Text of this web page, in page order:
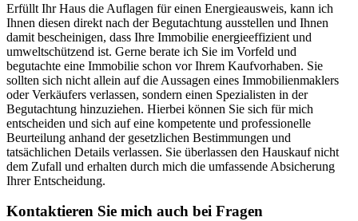
Erfüllt Ihr Haus die Auflagen für einen Energieausweis, kann ich
Ihnen diesen direkt nach der Begutachtung ausstellen und Ihnen
damit bescheinigen, dass Ihre Immobilie energieeffizient und
umweltschützend ist. Gerne berate ich Sie im Vorfeld und
begutachte eine Immobilie schon vor Ihrem Kaufvorhaben. Sie
sollten sich nicht allein auf die Aussagen eines Immobilienmaklers
oder Verkäufers verlassen, sondern einen Spezialisten in der
Begutachtung hinzuziehen. Hierbei können Sie sich für mich
entscheiden und sich auf eine kompetente und professionelle
Beurteilung anhand der gesetzlichen Bestimmungen und
tatsächlichen Details verlassen. Sie überlassen den Hauskauf nicht
dem Zufall und erhalten durch mich die umfassende Absicherung
Ihrer Entscheidung.
Kontaktieren Sie mich auch bei Fragen